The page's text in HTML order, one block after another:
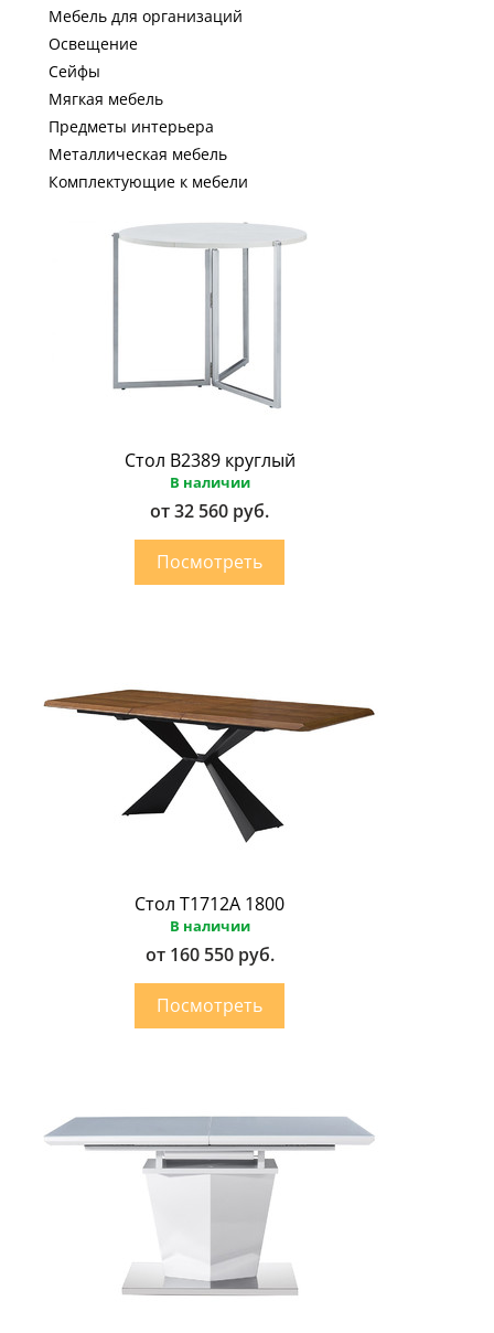
Мебель для организаций
Освещение
Сейфы
Мягкая мебель
Предметы интерьера
Металлическая мебель
Комплектующие к мебели
Стол B2389 круглый
В наличии
от 32 560 руб.
Стол T1712A 1800
В наличии
от 160 550 руб.